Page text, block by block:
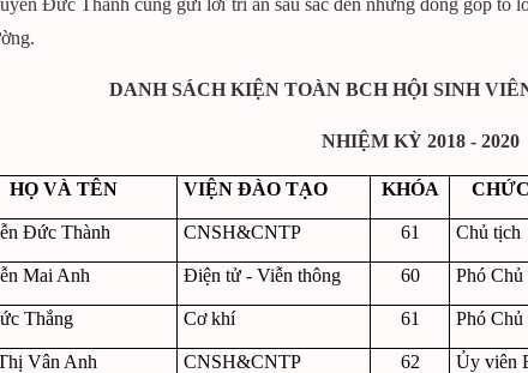
DANH SÁCH KIỆN TOÀN BCH HỘI SINH
NHIỆM KỲ 2018 - 2020
HỌ VÀ TÊN VIỆN ĐÀO TẠO KHÓA
Đức Thành CNSH&CNTP 61 Chủ tịch
Mai Anh Điện tử - Viễn thông 60 Phó Chủ
Thắng Cơ khí 61 Phó Chủ
Vân Anh CNSH&CNTP 62 Ủy viên